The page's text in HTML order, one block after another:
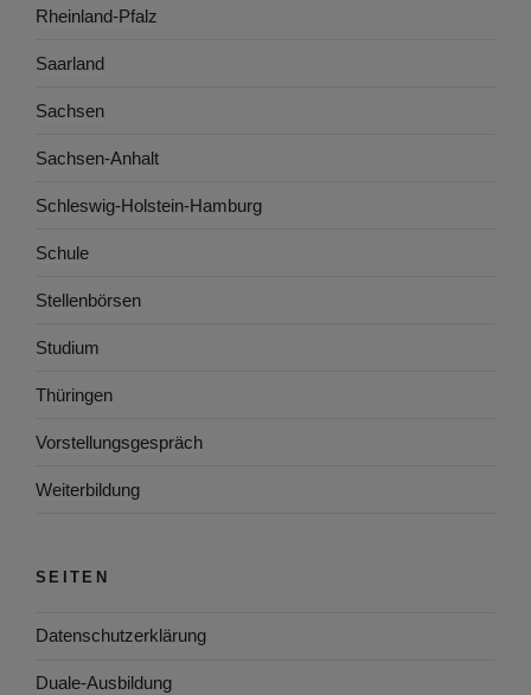
Rheinland-Pfalz
Saarland
Sachsen
Sachsen-Anhalt
Schleswig-Holstein-Hamburg
Schule
Stellenbörsen
Studium
Thüringen
Vorstellungsgespräch
Weiterbildung
SEITEN
Datenschutzerklärung
Duale-Ausbildung